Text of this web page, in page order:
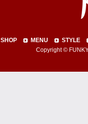
SHOP MENU
STYLE
Copyright ©